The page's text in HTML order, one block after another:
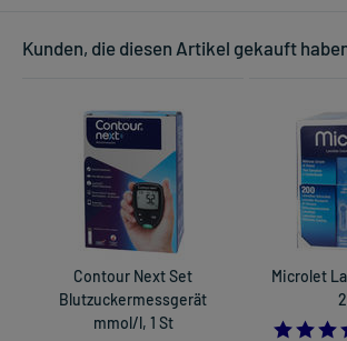
Kunden, die diesen Artikel gekauft
Contour Next Set
Blutzuckermessgerät
mmol/l, 1 St
Microlet